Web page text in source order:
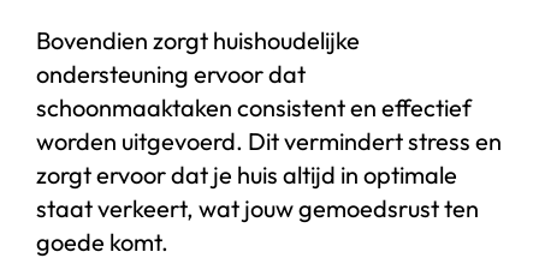
Bovendien zorgt huishoudelijke
ondersteuning ervoor dat
schoonmaaktaken consistent en effectief
worden uitgevoerd. Dit vermindert stress en
zorgt ervoor dat je huis altijd in optimale
staat verkeert, wat jouw gemoedsrust ten
goede komt.